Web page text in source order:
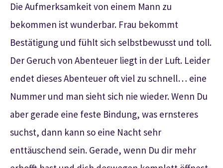
Die Aufmerksamkeit von einem Mann zu
bekommen ist wunderbar. Frau bekommt
Bestätigung und fühlt sich selbstbewusst und toll.
Der Geruch von Abenteuer liegt in der Luft. Leider
endet dieses Abenteuer oft viel zu schnell… eine
Nummer und man sieht sich nie wieder. Wenn Du
aber gerade eine feste Bindung, was ernsteres
suchst, dann kann so eine Nacht sehr
enttäuschend sein. Gerade, wenn Du dir mehr